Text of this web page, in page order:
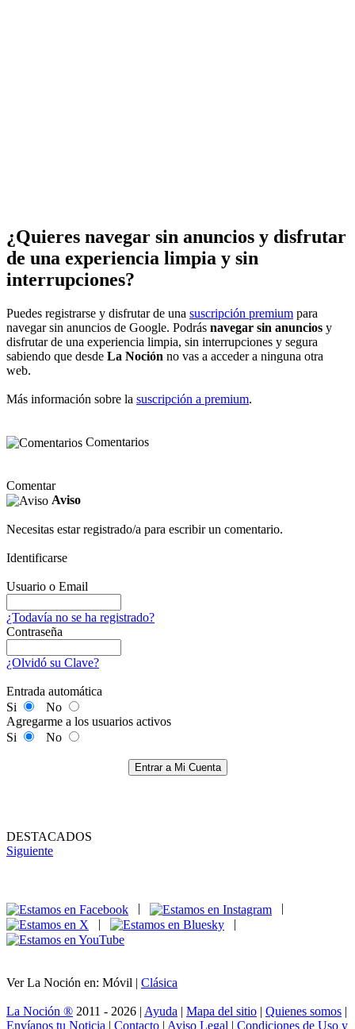
¿Quieres navegar sin anuncios y disfrutar
de una experiencia limpia y sin
interrupciones?
Puedes registrarse y disfrutar de una suscripción premium para
navegar sin anuncios de Google. Podrás navegar sin anuncios y
disfrutar de una experiencia limpia, sin interrupciones y segura
sabiendo que desde La Noción no vas a acceder a ninguna otra
web.
Más información sobre la suscripción a premium.
Comentarios
Comentar
Aviso
Necesitas estar registrado/a para escribir un comentario.
Identificarse
Usuario o Email
¿Todavía no se ha registrado?
Contraseña
¿Olvidó su Clave?
Entrada automática
Si
No
Agregarme a los usuarios activos
Si
No
Entrar a Mi Cuenta
DESTACADOS
Siguiente
|
|
Ver La Noción en: Móvil | Clásica
La Noción ® 2011 - 2026 | Ayuda | Mapa del sitio | Quienes somos |
Envíanos tu Noticia | Contacto | Aviso Legal | Condiciones de Uso y